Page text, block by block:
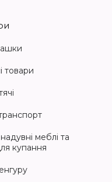
товари
меблі та
купання